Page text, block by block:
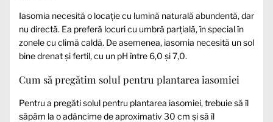
Iasomia necesită o locație cu lumină naturală abundentă, dar
nu directă. Ea preferă locuri cu umbră parțială, în special în
zonele cu climă caldă. De asemenea, iasomia necesită un sol
bine drenat și fertil, cu un pH între 6,0 și 7,0.
Cum să pregătim solul pentru plantarea iasomiei
Pentru a pregăti solul pentru plantarea iasomiei, trebuie să îl
săpăm la o adâncime de aproximativ 30 cm și să îl